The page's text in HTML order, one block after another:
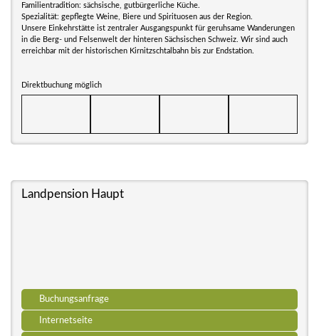
Familientradition: sächsische, gutbürgerliche Küche.
Spezialität: gepflegte Weine, Biere und Spirituosen aus der Region.
Unsere Einkehrstätte ist zentraler Ausgangspunkt für geruhsame Wanderungen
in die Berg- und Felsenwelt der hinteren Sächsischen Schweiz. Wir sind auch
erreichbar mit der historischen Kirnitzschtalbahn bis zur Endstation.
Direktbuchung möglich
Landpension Haupt
Buchungsanfrage
Internetseite